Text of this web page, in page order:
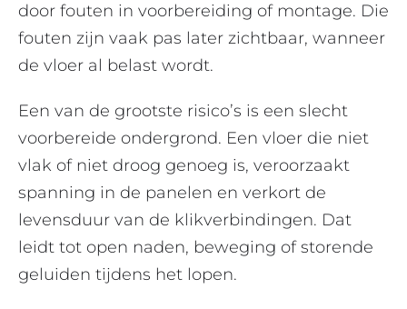
door fouten in voorbereiding of montage. Die
fouten zijn vaak pas later zichtbaar, wanneer
de vloer al belast wordt.
Een van de grootste risico’s is een slecht
voorbereide ondergrond. Een vloer die niet
vlak of niet droog genoeg is, veroorzaakt
spanning in de panelen en verkort de
levensduur van de klikverbindingen. Dat
leidt tot open naden, beweging of storende
geluiden tijdens het lopen.